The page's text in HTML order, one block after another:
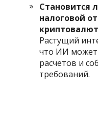
Становится
налоговой
Растущий
что ИИ может
расчетов и
требований.